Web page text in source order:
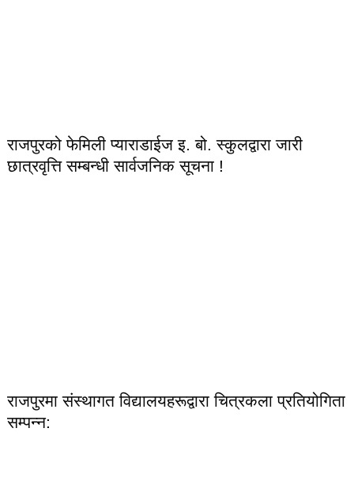
राजपुरको फेमिली प्याराडाईज इ. बो. स्कुलद्वारा जारी
छात्रवृत्ति सम्बन्धी सार्वजनिक सूचना !
राजपुरमा संस्थागत विद्यालयहरूद्वारा चित्रकला प्रतियोगिता
सम्पन्न: